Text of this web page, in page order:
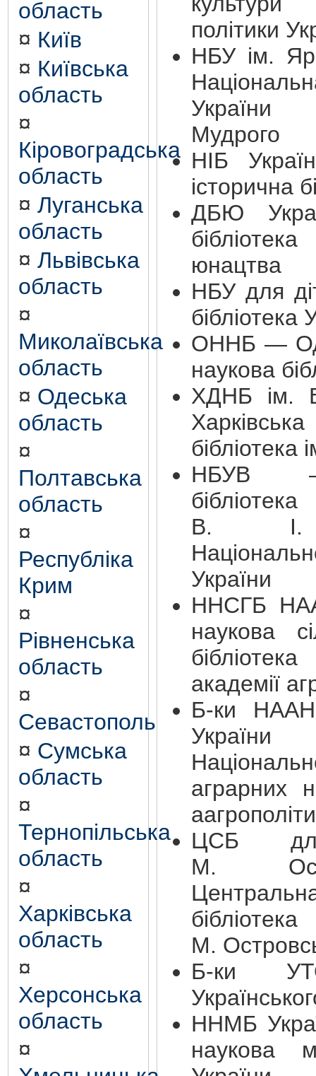
область
¤ Київ
¤ Київська
область
¤
Кіровоградська
область
¤ Луганська
область
¤ Львівська
область
¤
Миколаївська
область
¤ Одеська
область
¤
Полтавська
область
¤
Республіка
Крим
¤
Рівненська
область
¤
Севастополь
¤ Сумська
область
¤
Тернопільська
область
¤
Харківська
область
¤
Херсонська
область
¤
політики
НБУ ім.
України
Мудрого
НІБ
історична
ДБЮ
юнацтва
НБУ для
бібліотека
ОННБ —
наукова
ХДНБ ім.
бібліотека
НБУВ —
В. І.
України
ННСГБ
наукова
академії
Б-ки НААН
аграрних
ЦСБ
М.
М.
Б-ки
ННМБ
наукова